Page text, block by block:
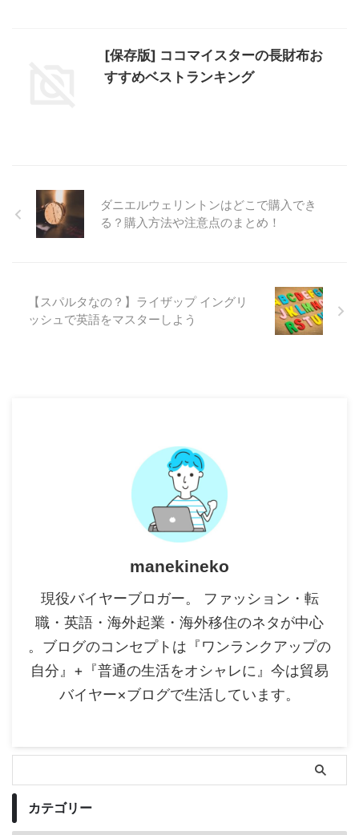
[保存版] ココマイスターの長財布お
すすめベストランキング
ダニエルウェリントンはどこで購入でき
る？購入方法や注意点のまとめ！
【スパルタなの？】ライザップ イングリ
ッシュで英語をマスターしよう
manekineko
現役バイヤーブロガー。 ファッション・転
職・英語・海外起業・海外移住のネタが中心
。ブログのコンセプトは『ワンランクアップの
自分』+『普通の生活をオシャレに』今は貿易
バイヤー×ブログで生活しています。
カテゴリー